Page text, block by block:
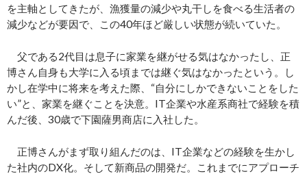
を主軸としてきたが、漁獲量の減少や丸干しを食べる生活者の
減少などが要因で、この40年ほど厳しい状態が続いていた。
父である2代目は息子に家業を継がせる気はなかったし、正
博さん自身も大学に入る頃までは継ぐ気はなかったという。し
かし在学中に将来を考えた際、“自分にしかできないことをした
い”と、家業を継ぐことを決意。IT企業や水産系商社で経験を積
んだ後、 30歳で下園薩男商店に入社した。
正博さんがまず取り組んだのは、IT企業などの経験を生かし
た社内のDX化。そして新商品の開発だ。これまでにアプローチ